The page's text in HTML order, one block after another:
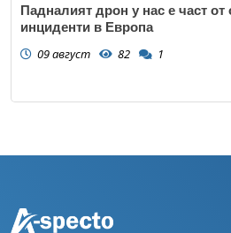
Падналият дрон у нас е част
инциденти в Европа
09 август 82 1